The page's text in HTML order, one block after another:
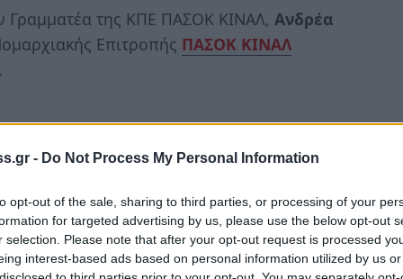
- Do Not Process My Personal Information
opt-out of the sale, sharing to third parties, or processing of your
for targeted advertising by us, please use the below opt-out
selection. Please note that after your opt-out request is processed
interest-based ads based on personal information utilized by us
Γραμματέα της ΚΠΕ ΠΑΣΟΚ ΚΙΝΑΛ, Ανδρέα
Επιτροπής ΠΑΣΟΚ ΚΙΝΑΛ
επεσήμανε ότι«..ένα ισχυρό ποσοστό στο
κράτους , σεβασμός στη Διαφάνεια
ανακατανομή του πλούτουπρος όφελος